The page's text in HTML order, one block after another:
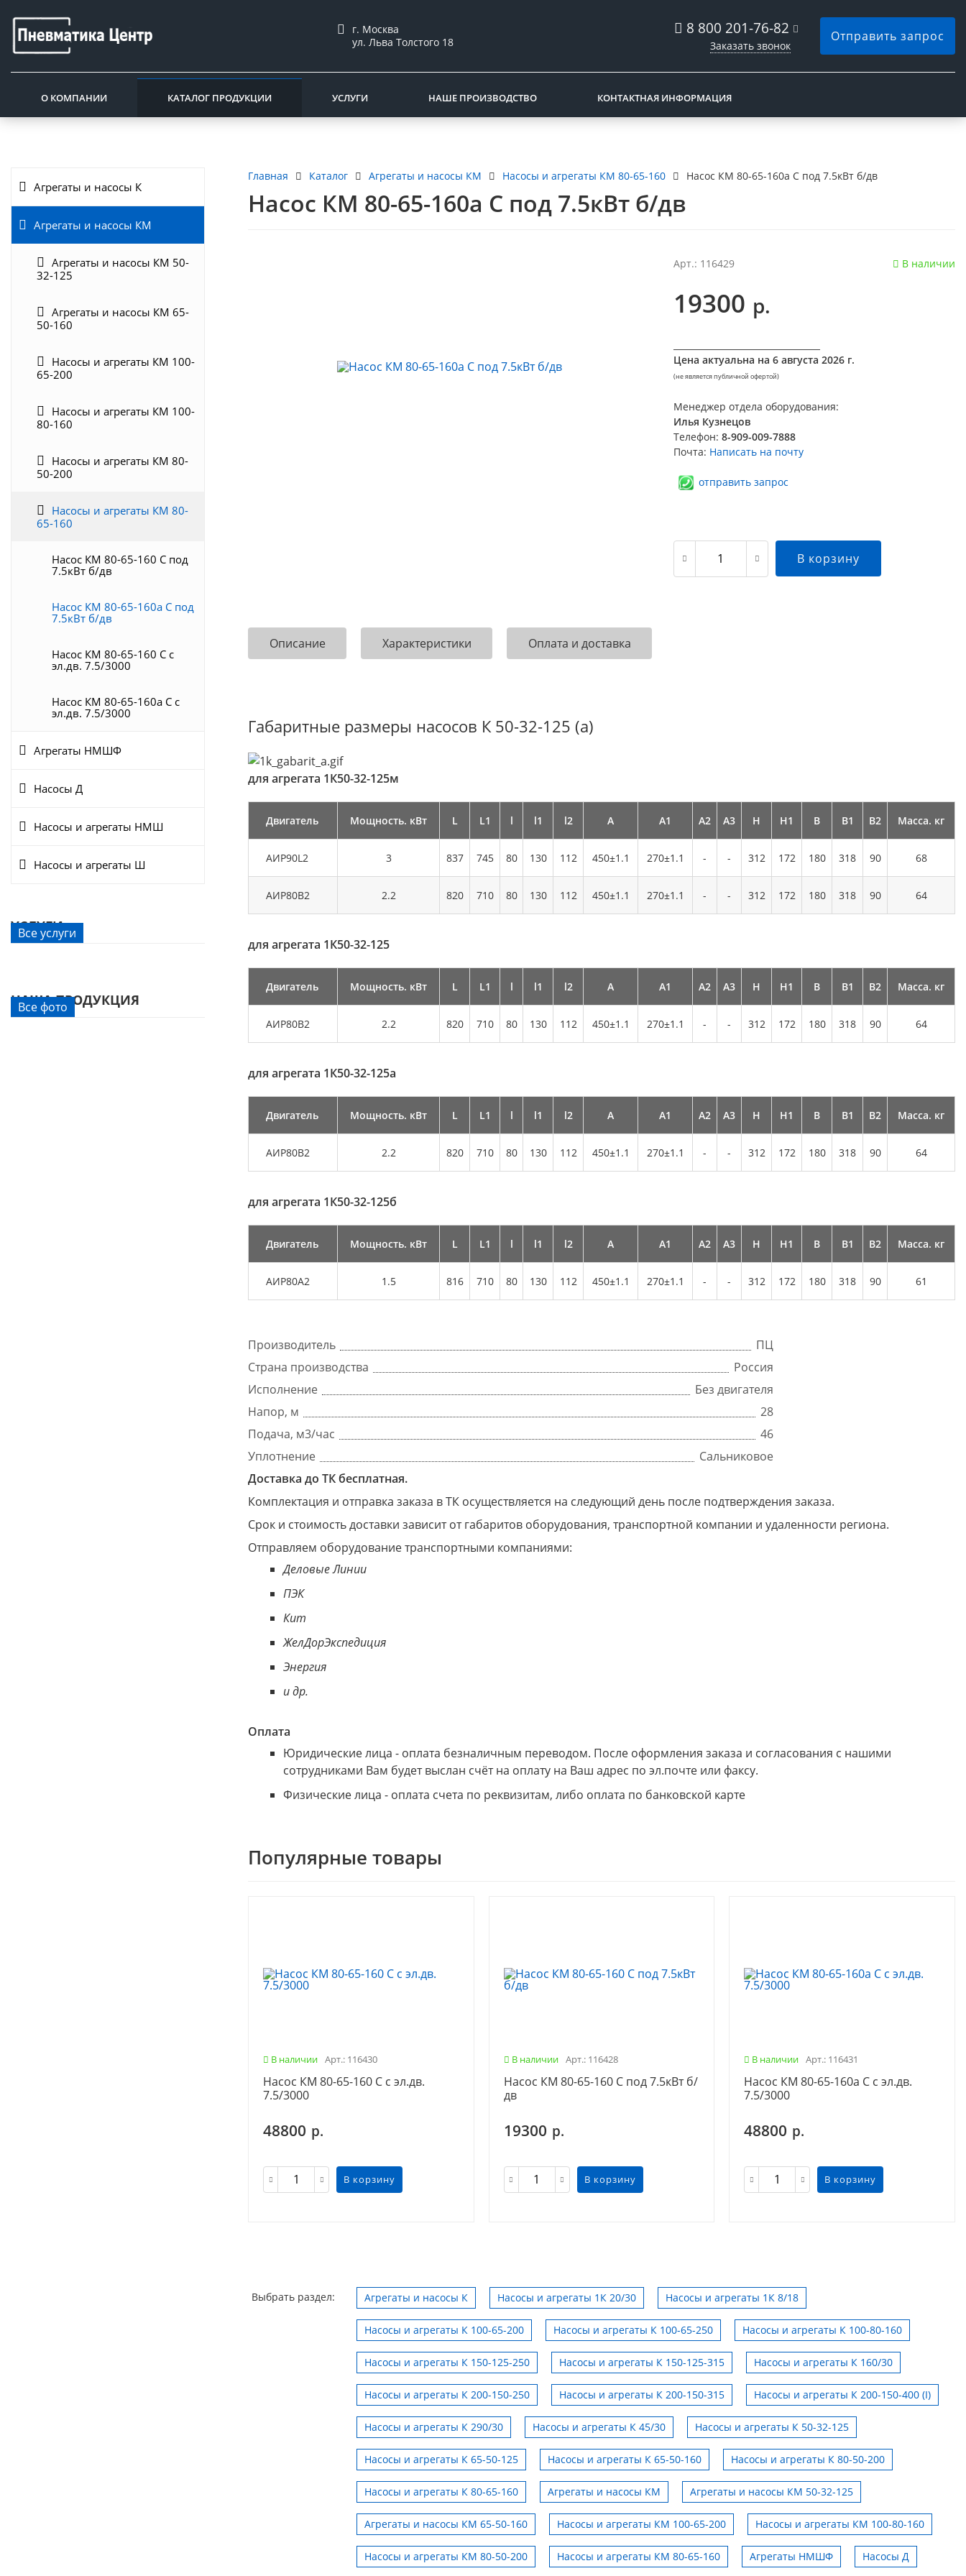
г. Москва
ул. Льва Толстого 18
8 800 201-76-82
Заказать звонок
Отправить запрос
О КОМПАНИИ КАТАЛОГ ПРОДУКЦИИ УСЛУГИ НАШЕ ПРОИЗВОДСТВО КОНТАКТНАЯ ИНФОРМАЦИЯ
Агрегаты и насосы К
Агрегаты и насосы КМ
Агрегаты и насосы КМ 50-
32-125
Агрегаты и насосы КМ 65-
50-160
Насосы и агрегаты КМ 100-
65-200
Насосы и агрегаты КМ 100-
80-160
Насосы и агрегаты КМ 80-
50-200
Насосы и агрегаты КМ 80-
65-160
Насос КМ 80-65-160 С под
7.5кВт б/дв
Насос КМ 80-65-160а С под
7.5кВт б/дв
Насос КМ 80-65-160 С с
эл.дв. 7.5/3000
Насос КМ 80-65-160а С с
эл.дв. 7.5/3000
Агрегаты НМШФ
Насосы Д
Насосы и агрегаты НМШ
Насосы и агрегаты Ш
УСЛУГИ
Все услуги
НАША ПРОДУКЦИЯ
Все фото
Главная Каталог Агрегаты и насосы КМ Насосы и агрегаты КМ 80-65-160 Насос КМ 80-65-160а С под 7.5кВт б/дв
Насос КМ 80-65-160а С под 7.5кВт б/дв
Арт.: 116429 В наличии
19300 р.
Цена актуальна на 6 августа 2026 г.
(не является публичной офертой)
Менеджер отдела оборудования:
Илья Кузнецов
Телефон: 8-909-009-7888
Почта: Написать на почту
отправить запрос
В корзину
Описание Характеристики Оплата и доставка
Габаритные размеры насосов К 50-32-125 (а)
для агрегата 1К50-32-125м
Двигатель Мощность. кВт L L1 l l1 l2 А А1 А2 А3 Н Н1 В В1 В2 Масса. кг
АИР90L2 3 837 745 80 130 112 450±1.1 270±1.1 - - 312 172 180 318 90 68
АИР80В2 2.2 820 710 80 130 112 450±1.1 270±1.1 - - 312 172 180 318 90 64
для агрегата 1К50-32-125
Двигатель Мощность. кВт L L1 l l1 l2 А А1 А2 А3 Н Н1 В В1 В2 Масса. кг
АИР80В2 2.2 820 710 80 130 112 450±1.1 270±1.1 - - 312 172 180 318 90 64
для агрегата 1К50-32-125а
Двигатель Мощность. кВт L L1 l l1 l2 А А1 А2 А3 Н Н1 В В1 В2 Масса. кг
АИР80В2 2.2 820 710 80 130 112 450±1.1 270±1.1 - - 312 172 180 318 90 64
для агрегата 1К50-32-125б
Двигатель Мощность. кВт L L1 l l1 l2 А А1 А2 А3 Н Н1 В В1 В2 Масса. кг
АИР80А2 1.5 816 710 80 130 112 450±1.1 270±1.1 - - 312 172 180 318 90 61
Производитель
ПЦ
Страна производства
Россия
Исполнение
Без двигателя
Напор, м
28
Подача, м3/час
46
Уплотнение
Сальниковое
Доставка до ТК бесплатная.
Комплектация и отправка заказа в ТК осуществляется на следующий день после подтверждения заказа.
Срок и стоимость доставки зависит от габаритов оборудования, транспортной компании и удаленности региона.
Отправляем оборудование транспортными компаниями:
Деловые Линии
ПЭК
Кит
ЖелДорЭкспедиция
Энергия
и др.
Оплата
Юридические лица - оплата безналичным переводом. После оформления заказа и согласования с нашими
сотрудниками Вам будет выслан счёт на оплату на Ваш адрес по эл.почте или факсу.
Физические лица - оплата счета по реквизитам, либо оплата по банковской карте
Популярные товары
В наличии Арт.: 116430
Насос КМ 80-65-160 С с эл.дв.
7.5/3000
48800 р.
В корзину
В наличии Арт.: 116428
Насос КМ 80-65-160 С под 7.5кВт б/
дв
19300 р.
В корзину
В наличии Арт.: 116431
Насос КМ 80-65-160а С с эл.дв.
7.5/3000
48800 р.
В корзину
Выбрать раздел: Агрегаты и насосы К Насосы и агрегаты 1К 20/30 Насосы и агрегаты 1К 8/18
Насосы и агрегаты К 100-65-200 Насосы и агрегаты К 100-65-250 Насосы и агрегаты К 100-80-160
Насосы и агрегаты К 150-125-250 Насосы и агрегаты К 150-125-315 Насосы и агрегаты К 160/30
Насосы и агрегаты К 200-150-250 Насосы и агрегаты К 200-150-315 Насосы и агрегаты К 200-150-400 (I)
Насосы и агрегаты К 290/30 Насосы и агрегаты К 45/30 Насосы и агрегаты К 50-32-125
Насосы и агрегаты К 65-50-125 Насосы и агрегаты К 65-50-160 Насосы и агрегаты К 80-50-200
Насосы и агрегаты К 80-65-160 Агрегаты и насосы КМ Агрегаты и насосы КМ 50-32-125
Агрегаты и насосы КМ 65-50-160 Насосы и агрегаты КМ 100-65-200 Насосы и агрегаты КМ 100-80-160
Насосы и агрегаты КМ 80-50-200 Насосы и агрегаты КМ 80-65-160 Агрегаты НМШФ Насосы Д